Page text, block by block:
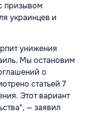
призывом
украинцев и
унижения
Мы остановим
о
статьей 7
Этот вариант
— заявил